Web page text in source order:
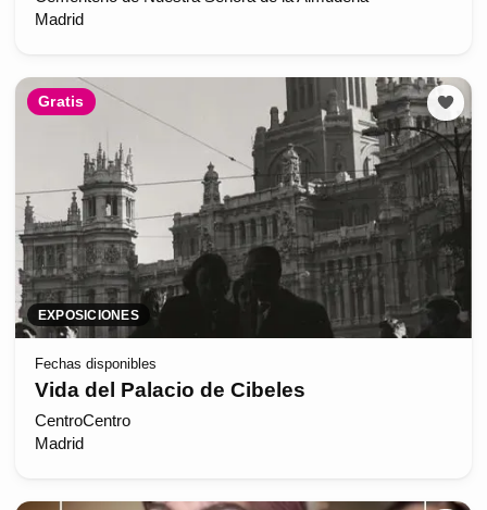
Madrid
Gratis
EXPOSICIONES
Fechas disponibles
Vida del Palacio de Cibeles
CentroCentro
Madrid